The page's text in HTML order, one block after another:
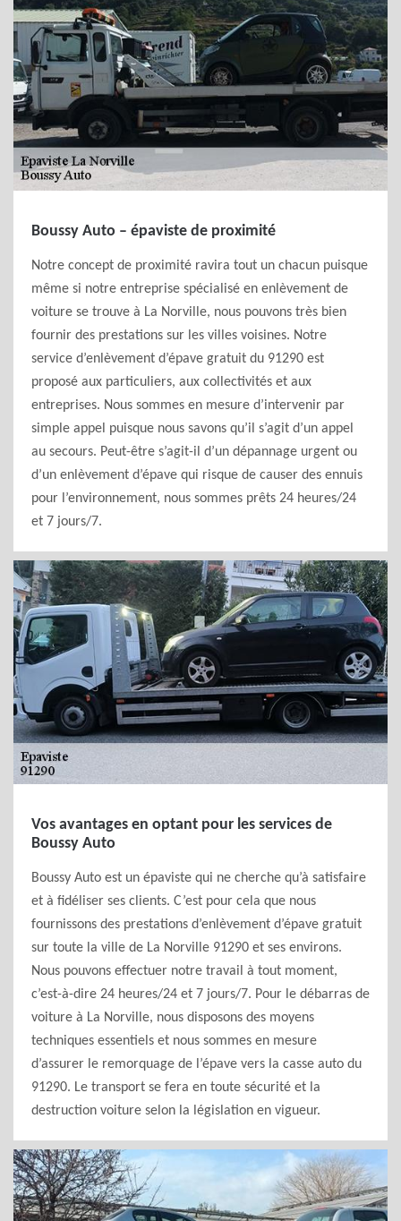
Boussy Auto – épaviste de proximité
Notre concept de proximité ravira tout un chacun puisque
même si notre entreprise spécialisé en enlèvement de
voiture se trouve à La Norville, nous pouvons très bien
fournir des prestations sur les villes voisines. Notre
service d’enlèvement d’épave gratuit du 91290 est
proposé aux particuliers, aux collectivités et aux
entreprises. Nous sommes en mesure d’intervenir par
simple appel puisque nous savons qu’il s’agit d’un appel
au secours. Peut-être s’agit-il d’un dépannage urgent ou
d’un enlèvement d’épave qui risque de causer des ennuis
pour l’environnement, nous sommes prêts 24 heures/24
et 7 jours/7.
Vos avantages en optant pour les services de
Boussy Auto
Boussy Auto est un épaviste qui ne cherche qu’à satisfaire
et à fidéliser ses clients. C’est pour cela que nous
fournissons des prestations d’enlèvement d’épave gratuit
sur toute la ville de La Norville 91290 et ses environs.
Nous pouvons effectuer notre travail à tout moment,
c’est-à-dire 24 heures/24 et 7 jours/7. Pour le débarras de
voiture à La Norville, nous disposons des moyens
techniques essentiels et nous sommes en mesure
d’assurer le remorquage de l’épave vers la casse auto du
91290. Le transport se fera en toute sécurité et la
destruction voiture selon la législation en vigueur.